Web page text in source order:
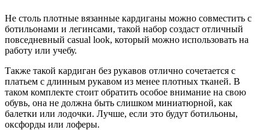
Не столь плотные вязанные кардиганы можно совместить с
ботильонами и легинсами, такой набор создаст отличный
повседневный casual look, который можно использовать на
работу или учебу.
Также такой кардиган без рукавов отлично сочетается с
платьем с длинным рукавом из менее плотных тканей. В
таком комплекте стоит обратить особое внимание на свою
обувь, она не должна быть слишком миниатюрной, как
балетки или лодочки. Лучше, если это будут ботильоны,
оксфорды или лоферы.